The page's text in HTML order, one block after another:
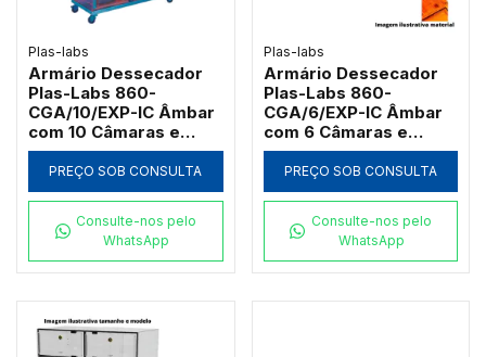
Plas-labs
Armário Dessecador
Plas-Labs 860-
CGA/10/EXP-IC Âmbar
com 10 Câmaras e
Carrinho Inox
PREÇO SOB CONSULTA
Consulte-nos pelo
WhatsApp
Plas-labs
Armário Dessecador
Plas-Labs 860-
CGA/6/EXP-IC Âmbar
com 6 Câmaras e
Carrinho Inox
PREÇO SOB CONSULTA
Consulte-nos pelo
WhatsApp